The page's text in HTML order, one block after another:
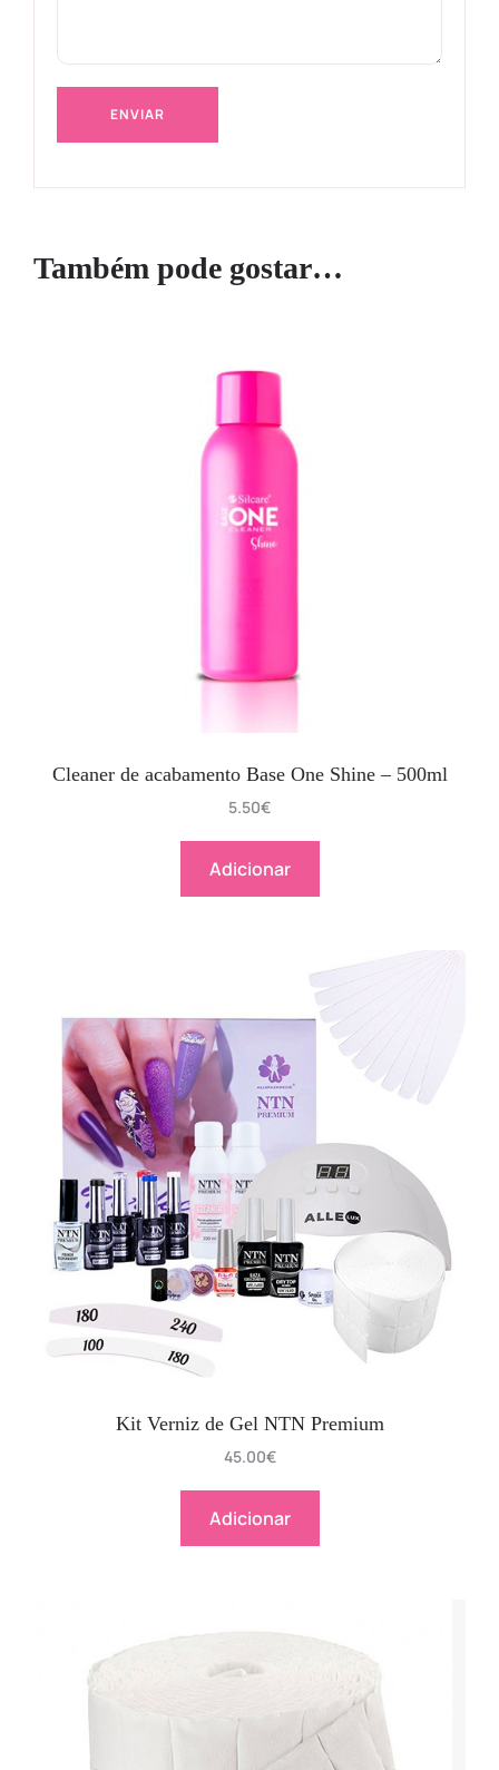
Também pode gostar…
Cleaner de acabamento Base One Shine – 500ml
5.50€
Adicionar
Kit Verniz de Gel NTN Premium
45.00€
Adicionar